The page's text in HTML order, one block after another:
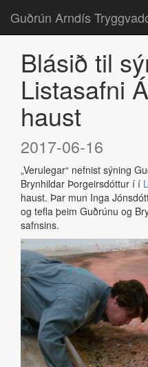
Guðrún Arndís
Blásið til
Listasafni
haust
2017-06-16
„Verulegar“ nefnist sýning
Brynhildar Þorgeirsdóttur í í
haust. Þar mun Inga
og tefla þeim Guðrúnu og
safnsins.